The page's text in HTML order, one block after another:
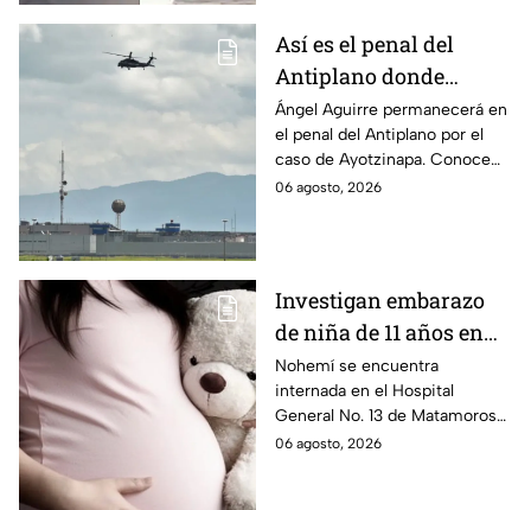
Así es el penal del
Antiplano donde
permanecerá Ángel
Aguirre por caso
Ayotzinapa
Ángel Aguirre permanecerá en
el penal del Antiplano por el
caso de Ayotzinapa. Conoce
dónde está, cómo es esta
06 agosto, 2026
Investigan embarazo
de niña de 11 años en
Matamoros,
Tamaulipas; ¿qué pasó
con Nohemí?
Nohemí se encuentra
internada en el Hospital
General No. 13 de Matamoros
tras complicaciones por un
06 agosto, 2026